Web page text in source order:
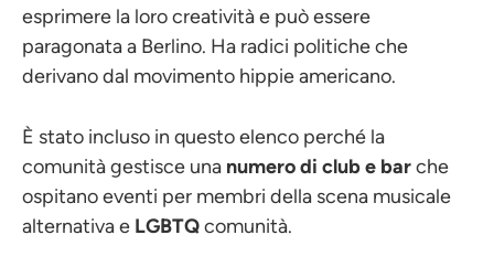
esprimere la loro creatività e può essere
paragonata a Berlino. Ha radici politiche che
derivano dal movimento hippie americano.
È stato incluso in questo elenco perché la
comunità gestisce una numero di club e barche
ospitano eventi per membri della scena musicale
alternativa e LGBTQcomunità.